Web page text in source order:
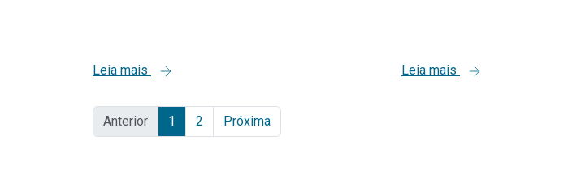
Leia mais Leia mais
Anterior 1 2 Próxima